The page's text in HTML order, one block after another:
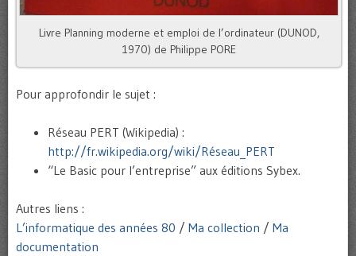
Livre Planning moderne et emploi de l’ordinateur (DUNOD,
1970) de Philippe PORE
Pour approfondir le sujet :
Réseau PERT (Wikipedia) :
http://fr.wikipedia.org/wiki/Réseau_PERT
“Le Basic pour l’entreprise” aux éditions Sybex.
Autres liens :
L’informatique des années 80 / Ma collection / Ma
documentation